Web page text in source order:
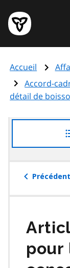
au
contenu
principal
Page
d'accueil
de
l'Ontario
Accueil
Accord-
détail de
Précédent
pour